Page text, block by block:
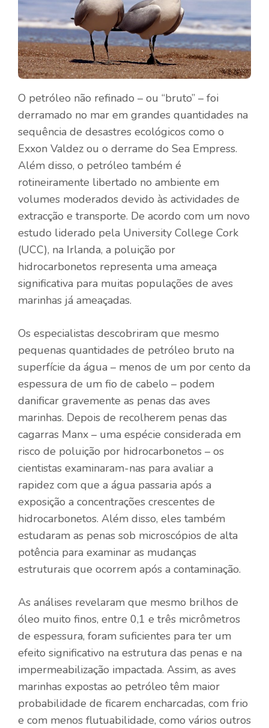
O petróleo não refinado – ou “bruto” – foi
derramado no mar em grandes quantidades na
sequência de desastres ecológicos como o
Exxon Valdez ou o derrame do Sea Empress.
Além disso, o petróleo também é
rotineiramente libertado no ambiente em
volumes moderados devido às actividades de
extracção e transporte. De acordo com um novo
estudo liderado pela University College Cork
(UCC), na Irlanda, a poluição por
hidrocarbonetos representa uma ameaça
significativa para muitas populações de aves
marinhas já ameaçadas.
Os especialistas descobriram que mesmo
pequenas quantidades de petróleo bruto na
superfície da água – menos de um por cento da
espessura de um fio de cabelo – podem
danificar gravemente as penas das aves
marinhas. Depois de recolherem penas das
cagarras Manx – uma espécie considerada em
risco de poluição por hidrocarbonetos – os
cientistas examinaram-nas para avaliar a
rapidez com que a água passaria após a
exposição a concentrações crescentes de
hidrocarbonetos. Além disso, eles também
estudaram as penas sob microscópios de alta
potência para examinar as mudanças
estruturais que ocorrem após a contaminação.
As análises revelaram que mesmo brilhos de
óleo muito finos, entre 0,1 e três micrômetros
de espessura, foram suficientes para ter um
efeito significativo na estrutura das penas e na
impermeabilização impactada. Assim, as aves
marinhas expostas ao petróleo têm maior
probabilidade de ficarem encharcadas, com frio
e com menos flutuabilidade, como vários outros